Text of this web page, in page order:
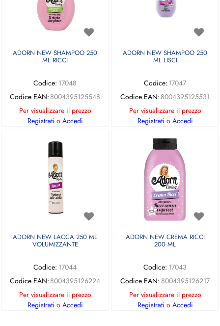
ADORN NEW SHAMPOO 250
ML RICCI
Codice: 17048
Codice EAN: 8004395125548
Per visualizzare il prezzo
Registrati o Accedi
ADORN NEW SHAMPOO 250
ML LISCI
Codice: 17047
Codice EAN: 8004395125531
Per visualizzare il prezzo
Registrati o Accedi
ADORN NEW LACCA 250 ML
VOLUMIZZANTE
Codice: 17044
Codice EAN: 8004395126224
Per visualizzare il prezzo
Registrati o Accedi
ADORN NEW CREMA RICCI
200 ML
Codice: 17043
Codice EAN: 8004395126217
Per visualizzare il prezzo
Registrati o Accedi